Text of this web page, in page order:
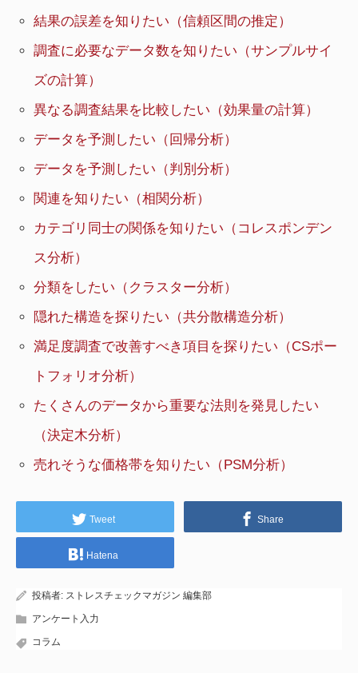
結果の誤差を知りたい（信頼区間の推定）
調査に必要なデータ数を知りたい（サンプルサイ
ズの計算）
異なる調査結果を比較したい（効果量の計算）
データを予測したい（回帰分析）
データを予測したい（判別分析）
関連を知りたい（相関分析）
カテゴリ同士の関係を知りたい（コレスポンデン
ス分析）
分類をしたい（クラスター分析）
隠れた構造を探りたい（共分散構造分析）
満足度調査で改善すべき項目を探りたい（CSポー
トフォリオ分析）
たくさんのデータから重要な法則を発見したい
（決定木分析）
売れそうな価格帯を知りたい（PSM分析）
Tweet Share
Hatena
投稿者: ストレスチェックマガジン 編集部
アンケート入力
コラム